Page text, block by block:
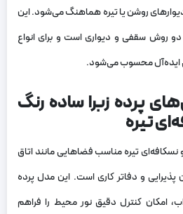
روشن یا تیره هماهنگ می‌شود. این
روش سقفی و دیواری است و برای انواع
ایده‌آل محسوب می‌شود.
پرده زبرا ساده رنگ
تیره
نسکافه‌ای تیره مناسب فضاهایی مانند اتاق
پذیرایی و دفاتر کاری است. این مدل پرده
امکان کنترل دقیق نور محیط را فراهم